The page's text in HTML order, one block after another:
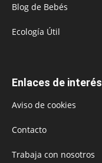
Blog de Bebés
Ecología Útil
Enlaces de interés
Aviso de cookies
Contacto
Trabaja con nosotros